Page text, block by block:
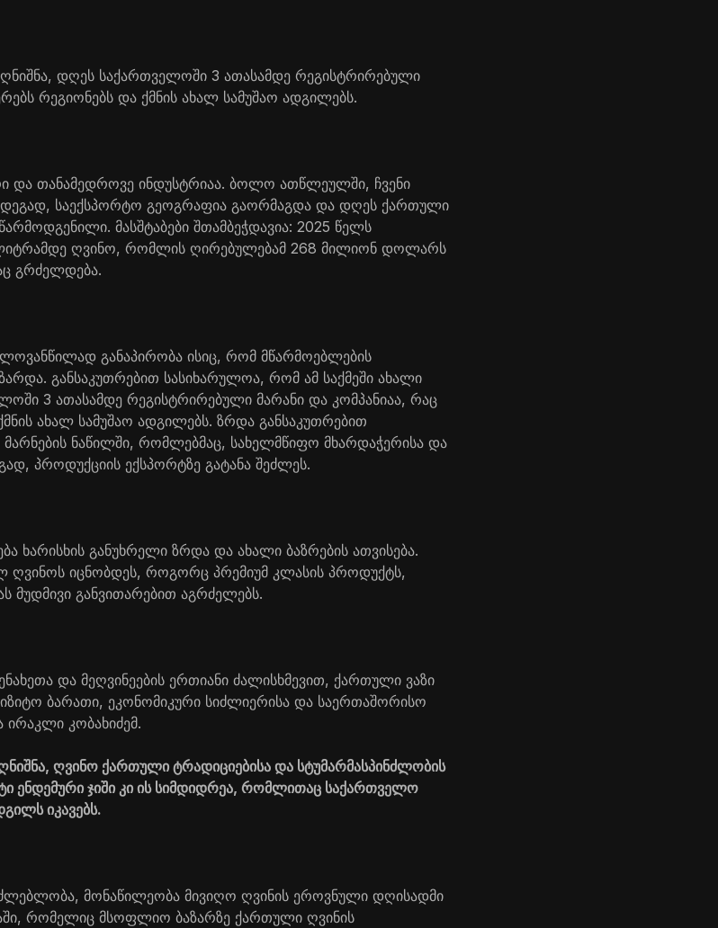
დღეს საქართველოში 3 ათასამდე რეგისტრირებული
რეგიონებს და ქმნის ახალ სამუშაო ადგილებს.
და თანამედროვე ინდუსტრიაა. ბოლო ათწლეულში, ჩვენი
საექსპორტო გეოგრაფია გაორმაგდა და დღეს ქართული
მასშტაბები შთამბეჭდავია: 2025 წელს
ღვინო, რომლის ღირებულებამ 268 მილიონ დოლარს
გრძელდება.
განაპირობა ისიც, რომ მწარმოებლების
განსაკუთრებით სასიხარულოა, რომ ამ საქმეში ახალი
3 ათასამდე რეგისტრირებული მარანი და კომპანიაა, რაც
ახალ სამუშაო ადგილებს. ზრდა განსაკუთრებით
ნაწილში, რომლებმაც, სახელმწიფო მხარდაჭერისა და
პროდუქციის ექსპორტზე გატანა შეძლეს.
ხარისხის განუხრელი ზრდა და ახალი ბაზრების ათვისება.
ღვინოს იცნობდეს, როგორც პრემიუმ კლასის პროდუქტს,
განვითარებით აგრძელებს.
და მეღვინეების ერთიანი ძალისხმევით, ქართული ვაზი
ბარათი, ეკონომიკური სიძლიერისა და საერთაშორისო
ირაკლი კობახიძემ.
ღვინო ქართული ტრადიციებისა და სტუმარმასპინძლობის
ენდემური ჯიში კი ის სიმდიდრეა, რომლითაც საქართველო
იკავებს.
მონაწილეობა მივიღო ღვინის ეროვნული დღისადმი
რომელიც მსოფლიო ბაზარზე ქართული ღვინის